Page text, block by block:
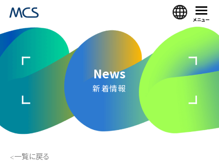
メニュー
News
新着情報
一覧に戻る